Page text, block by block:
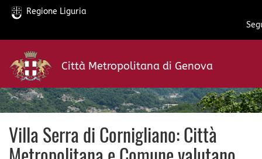
Salta
contenuto
principale
Regione Liguria
Città Metropolitana di Genova
Villa Serra di Cornigliano: Città